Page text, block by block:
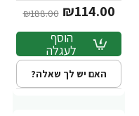
₪114.00
₪188.00
הוסף
לעגלה
האם יש לך שאלה?